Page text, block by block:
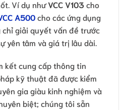
Ví dụ nhưVCC V103 cho
A500cho các ứng dụng
chỉ giải quyết vấn đề trước
yên tâm và giá trị lâu dài.
kết cung cấp thông tin
kỹ thuật đã được kiểm
gia giàu kinh nghiệm và
biệt; chúng tôi sẵn